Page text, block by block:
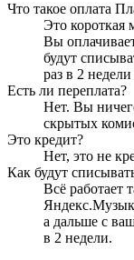
Что такое оплата
Это короткая
Вы
будут
раз в 2 недели
Есть ли переплата?
Нет. Вы
скрытых
Это кредит?
Нет, это не
Как будут
Всё работает
а дальше с
в 2 недели.